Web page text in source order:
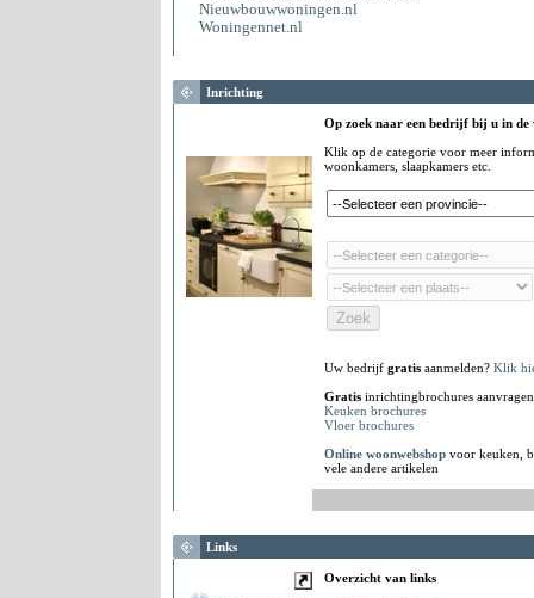
Nieuwbouwwoningen.nl
Woningennet.nl
Inrichting
Op zoek naar een bedrijf bij u in
Klik op de categorie voor meer
woonkamers, slaapkamers etc.
Uw bedrijf gratis aanmelden? Klik
Gratis inrichtingbrochures
Keuken brochures
Vloer brochures
Online woonwebshop voor keuken,
vele andere artikelen
Links
Overzicht van links